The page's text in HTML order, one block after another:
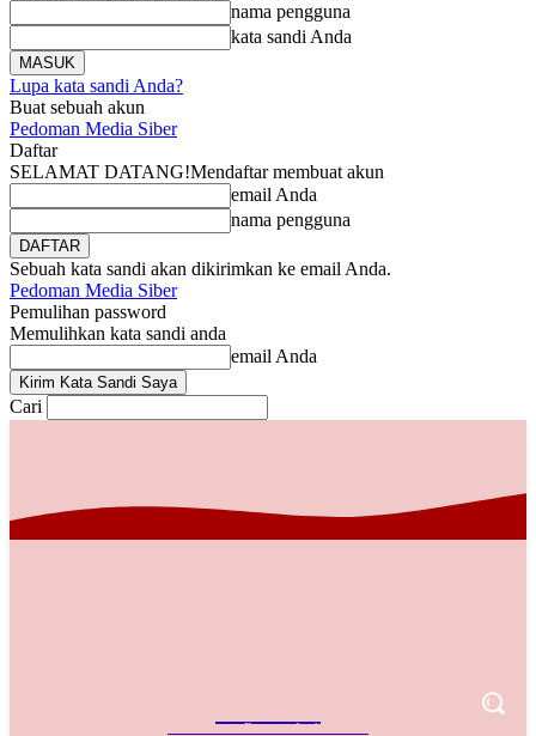
nama pengguna
kata sandi Anda
Lupa kata sandi Anda?
Buat sebuah akun
Pedoman Media Siber
Daftar
SELAMAT DATANG!Mendaftar membuat akun
email Anda
nama pengguna
Sebuah kata sandi akan dikirimkan ke email Anda.
Pedoman Media Siber
Pemulihan password
Memulihkan kata sandi anda
email Anda
Cari
Referensi Bisnis Indonesia